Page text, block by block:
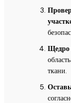
Щедро
ткани.